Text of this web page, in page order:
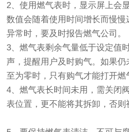
2、使用燃气表时，显示屏上会
数值会随着使用时间增长而慢
异常时，要及时报告燃气公司。
3、燃气表剩余气量低于设定值
声，提醒用户及时购气。如果仍
至为零时，只有购气才能打开
4、燃气表长时间未用，需关闭
表位置，更不能将其拆卸，否则